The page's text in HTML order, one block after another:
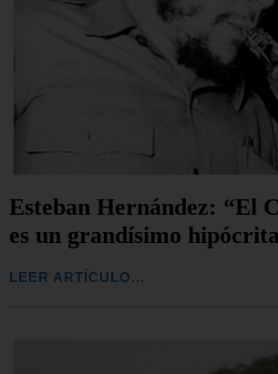
Esteban Hernández: “El
es un grandísimo
LEER ARTÍCULO...